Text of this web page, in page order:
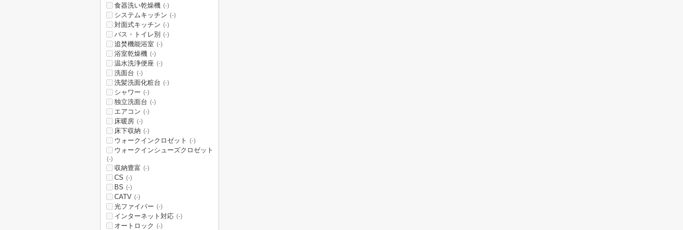
食器洗い乾燥機 (-)
システムキッチン (-)
対面式キッチン (-)
バス・トイレ別 (-)
追焚機能浴室 (-)
浴室乾燥機 (-)
温水洗浄便座 (-)
洗面台 (-)
洗髪洗面化粧台 (-)
シャワー (-)
独立洗面台 (-)
エアコン (-)
床暖房 (-)
床下収納 (-)
ウォークインクロゼット (-)
ウォークインシューズクロゼット
(-)
収納豊富 (-)
CS (-)
BS (-)
CATV (-)
光ファイバー (-)
インターネット対応 (-)
オートロック (-)